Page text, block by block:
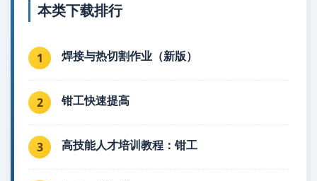
本类下载排行
1 焊接与热切割作业（新版）
2 钳工快速提高
3 高技能人才培训教程：钳工